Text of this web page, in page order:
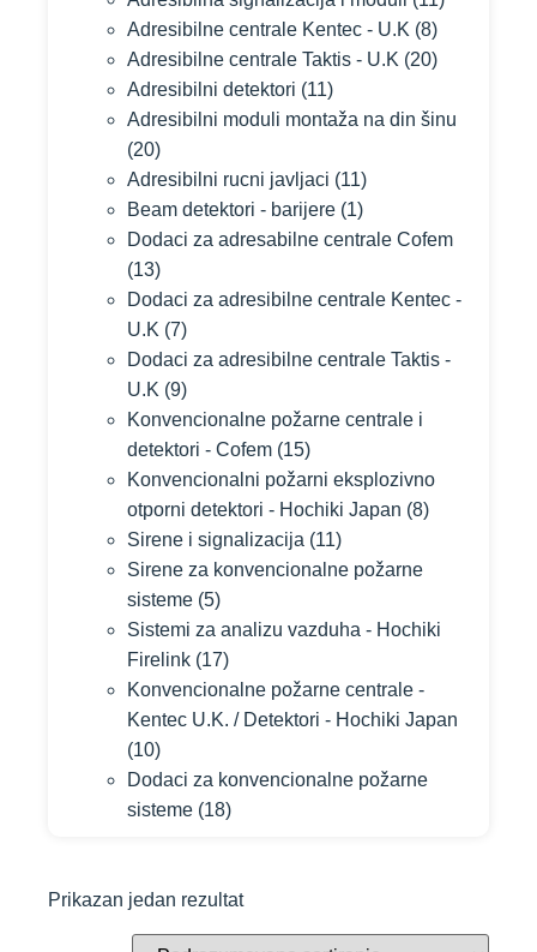
Adresibilne centrale Kentec - U.K (8)
Adresibilne centrale Taktis - U.K (20)
Adresibilni detektori (11)
Adresibilni moduli montaža na din šinu
(20)
Adresibilni rucni javljaci (11)
Beam detektori - barijere (1)
Dodaci za adresabilne centrale Cofem
(13)
Dodaci za adresibilne centrale Kentec -
U.K (7)
Dodaci za adresibilne centrale Taktis -
U.K (9)
Konvencionalne požarne centrale i
detektori - Cofem (15)
Konvencionalni požarni eksplozivno
otporni detektori - Hochiki Japan (8)
Sirene i signalizacija (11)
Sirene za konvencionalne požarne
sisteme (5)
Sistemi za analizu vazduha - Hochiki
Firelink (17)
Konvencionalne požarne centrale -
Kentec U.K. / Detektori - Hochiki Japan
(10)
Dodaci za konvencionalne požarne
sisteme (18)
Prikazan jedan rezultat